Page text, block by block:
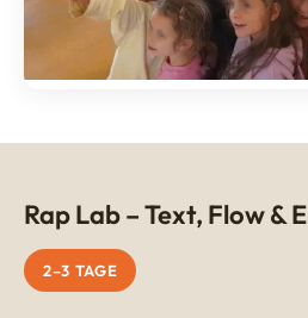
Rap Lab – Text, Flow &
2–3 TAGE